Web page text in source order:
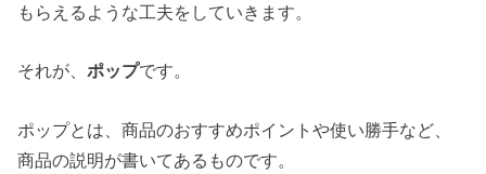
もらえるような工夫をしていきます。
それが、ポップです。
ポップとは、商品のおすすめポイントや使い勝手など、
商品の説明が書いてあるものです。